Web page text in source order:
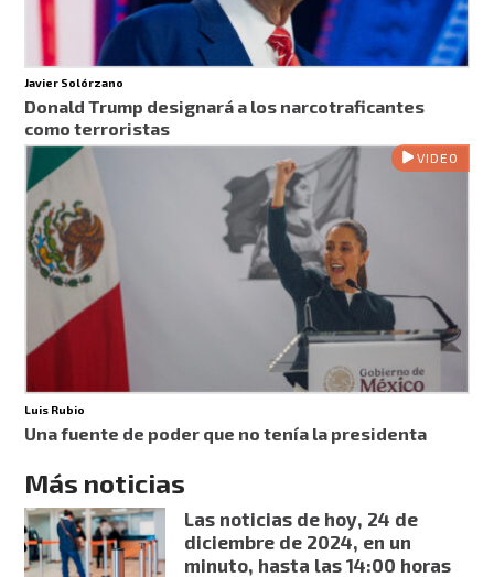
Javier Solórzano
Donald Trump designará a los narcotraficantes
como terroristas
VIDEO
Luis Rubio
Una fuente de poder que no tenía la presidenta
Más noticias
Las noticias de hoy, 24 de
diciembre de 2024, en un
minuto, hasta las 14:00 horas